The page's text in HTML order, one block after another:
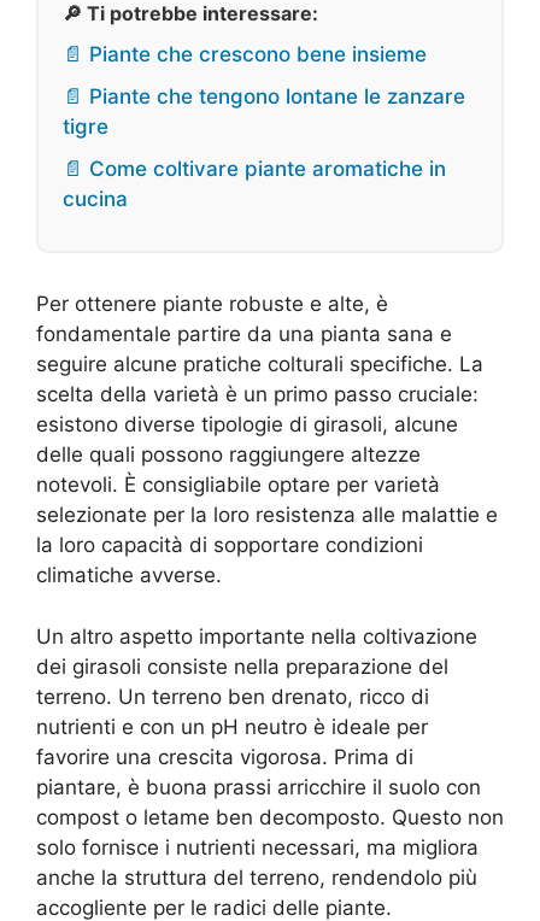
🔎 Ti potrebbe interessare:
📄 Piante che crescono bene insieme
📄 Piante che tengono lontane le zanzare
tigre
📄 Come coltivare piante aromatiche in
cucina
Per ottenere piante robuste e alte, è
fondamentale partire da una pianta sana e
seguire alcune pratiche colturali specifiche. La
scelta della varietà è un primo passo cruciale:
esistono diverse tipologie di girasoli, alcune
delle quali possono raggiungere altezze
notevoli. È consigliabile optare per varietà
selezionate per la loro resistenza alle malattie e
la loro capacità di sopportare condizioni
climatiche avverse.
Un altro aspetto importante nella coltivazione
dei girasoli consiste nella preparazione del
terreno. Un terreno ben drenato, ricco di
nutrienti e con un pH neutro è ideale per
favorire una crescita vigorosa. Prima di
piantare, è buona prassi arricchire il suolo con
compost o letame ben decomposto. Questo non
solo fornisce i nutrienti necessari, ma migliora
anche la struttura del terreno, rendendolo più
accogliente per le radici delle piante.